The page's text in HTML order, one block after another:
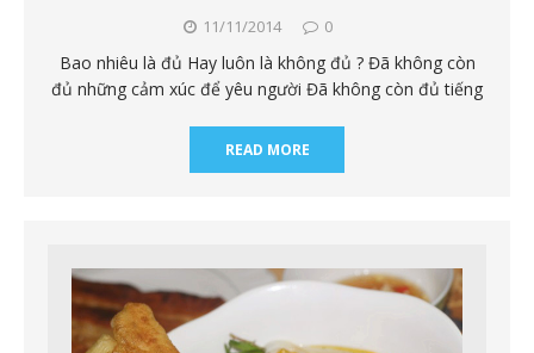
11/11/2014 0
Bao nhiêu là đủ Hay luôn là không đủ ? Đã không còn
đủ những cảm xúc để yêu người Đã không còn đủ tiếng
READ MORE